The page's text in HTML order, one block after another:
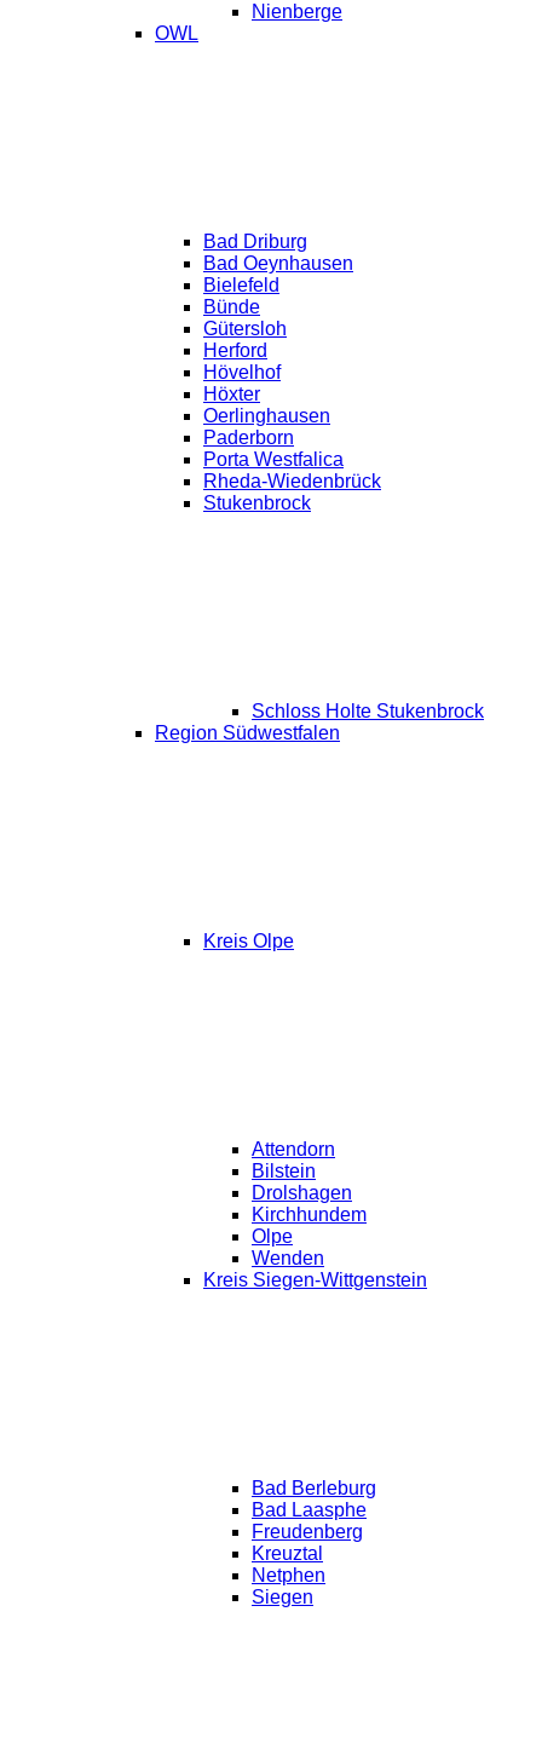
Nienberge
OWL
Bad Driburg
Bad Oeynhausen
Bielefeld
Bünde
Gütersloh
Herford
Hövelhof
Höxter
Oerlinghausen
Paderborn
Porta Westfalica
Rheda-Wiedenbrück
Stukenbrock
Schloss Holte Stukenbrock
Region Südwestfalen
Kreis Olpe
Attendorn
Bilstein
Drolshagen
Kirchhundem
Olpe
Wenden
Kreis Siegen-Wittgenstein
Bad Berleburg
Bad Laasphe
Freudenberg
Kreuztal
Netphen
Siegen